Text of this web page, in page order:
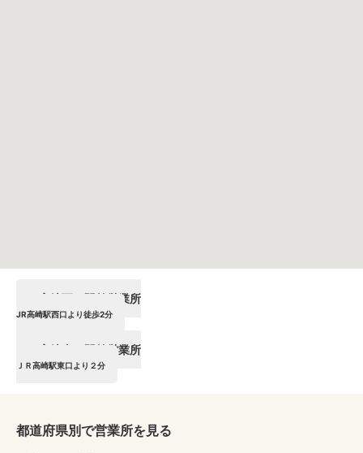
高崎西口駅前営業所
JR高崎駅西口より徒歩2分
高崎西口駅前営業所
高崎東口駅前営業所
ＪＲ高崎駅東口より２分
都道府県別で営業所を見る